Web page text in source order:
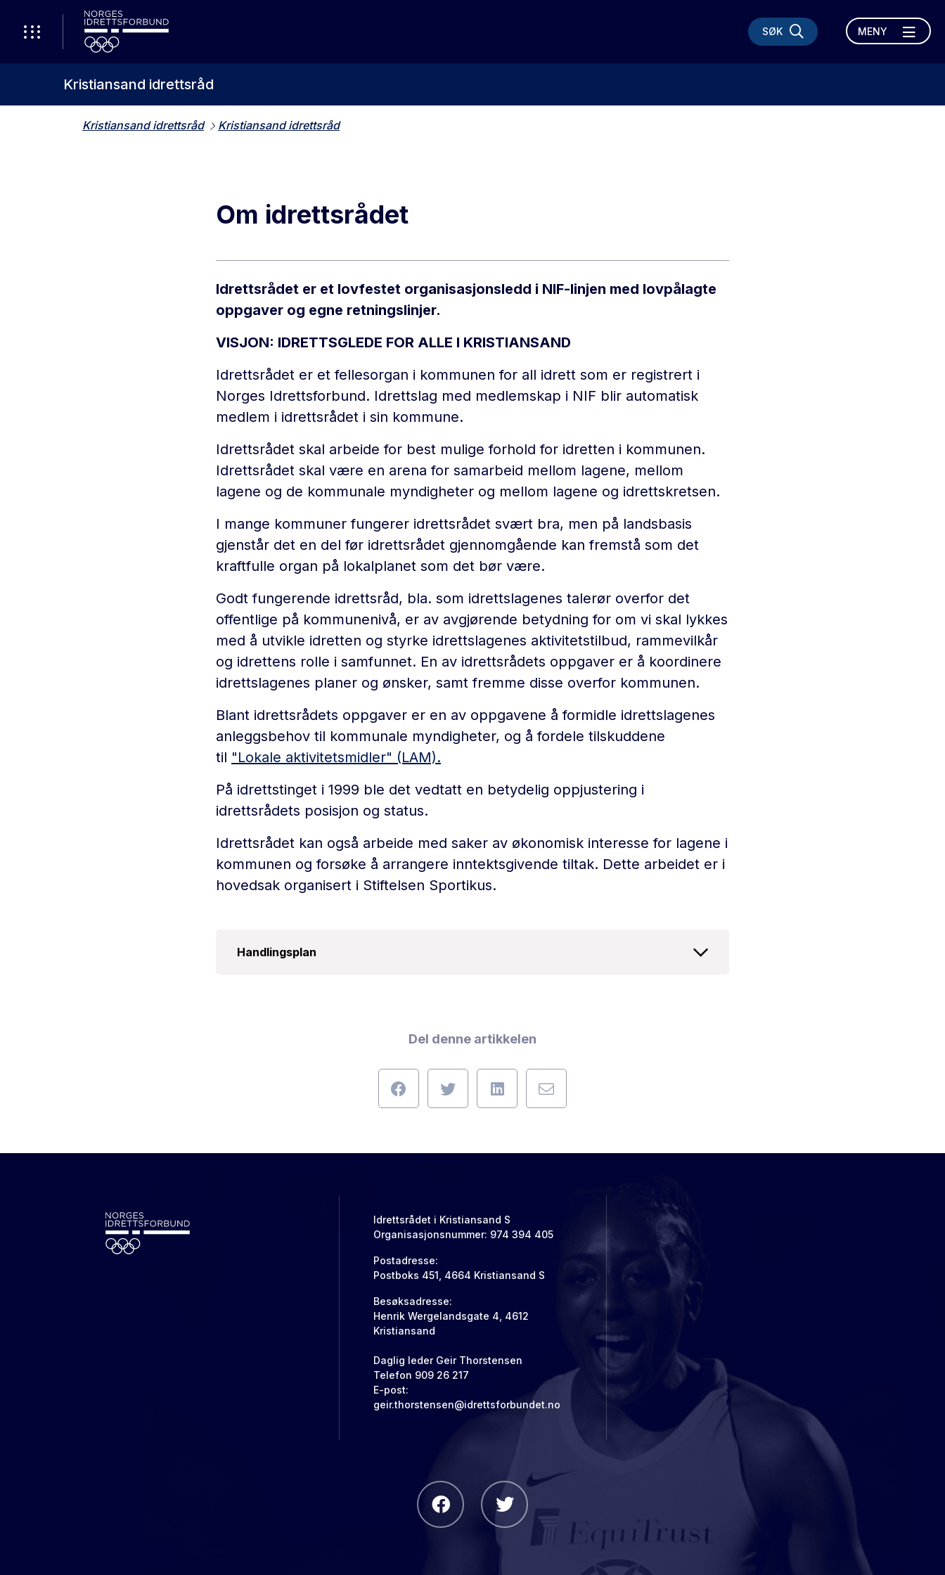
SØK MENY
Kristiansand idrettsråd
Kristiansand idrettsråd Kristiansand idrettsråd
Om idrettsrådet
Idrettsrådet er et lovfestet organisasjonsledd i NIF-linjen med lovpålagte
oppgaver og egne retningslinjer.
VISJON: IDRETTSGLEDE FOR ALLE I KRISTIANSAND
Idrettsrådet er et fellesorgan i kommunen for all idrett som er registrert i
Norges Idrettsforbund. Idrettslag med medlemskap i NIF blir automatisk
medlem i idrettsrådet i sin kommune.
Idrettsrådet skal arbeide for best mulige forhold for idretten i kommunen.
Idrettsrådet skal være en arena for samarbeid mellom lagene, mellom
lagene og de kommunale myndigheter og mellom lagene og idrettskretsen.
I mange kommuner fungerer idrettsrådet svært bra, men på landsbasis
gjenstår det en del før idrettsrådet gjennomgående kan fremstå som det
kraftfulle organ på lokalplanet som det bør være.
Godt fungerende idrettsråd, bla. som idrettslagenes talerør overfor det
offentlige på kommunenivå, er av avgjørende betydning for om vi skal lykkes
med å utvikle idretten og styrke idrettslagenes aktivitetstilbud, rammevilkår
og idrettens rolle i samfunnet. En av idrettsrådets oppgaver er å koordinere
idrettslagenes planer og ønsker, samt fremme disse overfor kommunen.
Blant idrettsrådets oppgaver er en av oppgavene å formidle idrettslagenes
anleggsbehov til kommunale myndigheter, og å fordele tilskuddene
til "Lokale aktivitetsmidler" (LAM).
På idrettstinget i 1999 ble det vedtatt en betydelig oppjustering i
idrettsrådets posisjon og status.
Idrettsrådet kan også arbeide med saker av økonomisk interesse for lagene i
kommunen og forsøke å arrangere inntektsgivende tiltak. Dette arbeidet er i
hovedsak organisert i Stiftelsen Sportikus.
Handlingsplan
Del denne artikkelen
Idrettsrådet i Kristiansand S
Organisasjonsnummer: 974 394 405
Postadresse:
Postboks 451, 4664 Kristiansand S
Besøksadresse:
Henrik Wergelandsgate 4, 4612
Kristiansand
Daglig leder Geir Thorstensen
Telefon 909 26 217
E-post:
geir.thorstensen@idrettsforbundet.no